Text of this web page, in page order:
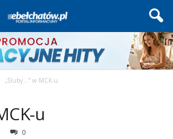
„Śluby…” w MCK-u
u
0